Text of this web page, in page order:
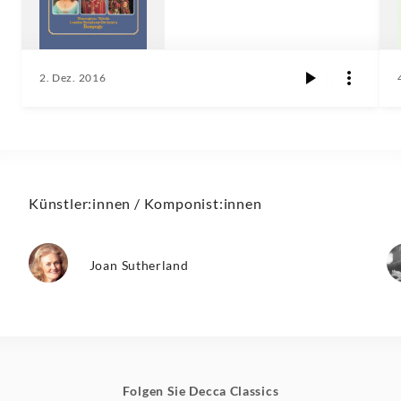
2. Dez. 2016
Künstler:innen / Komponist:innen
Joan Sutherland
Folgen Sie Decca Classics